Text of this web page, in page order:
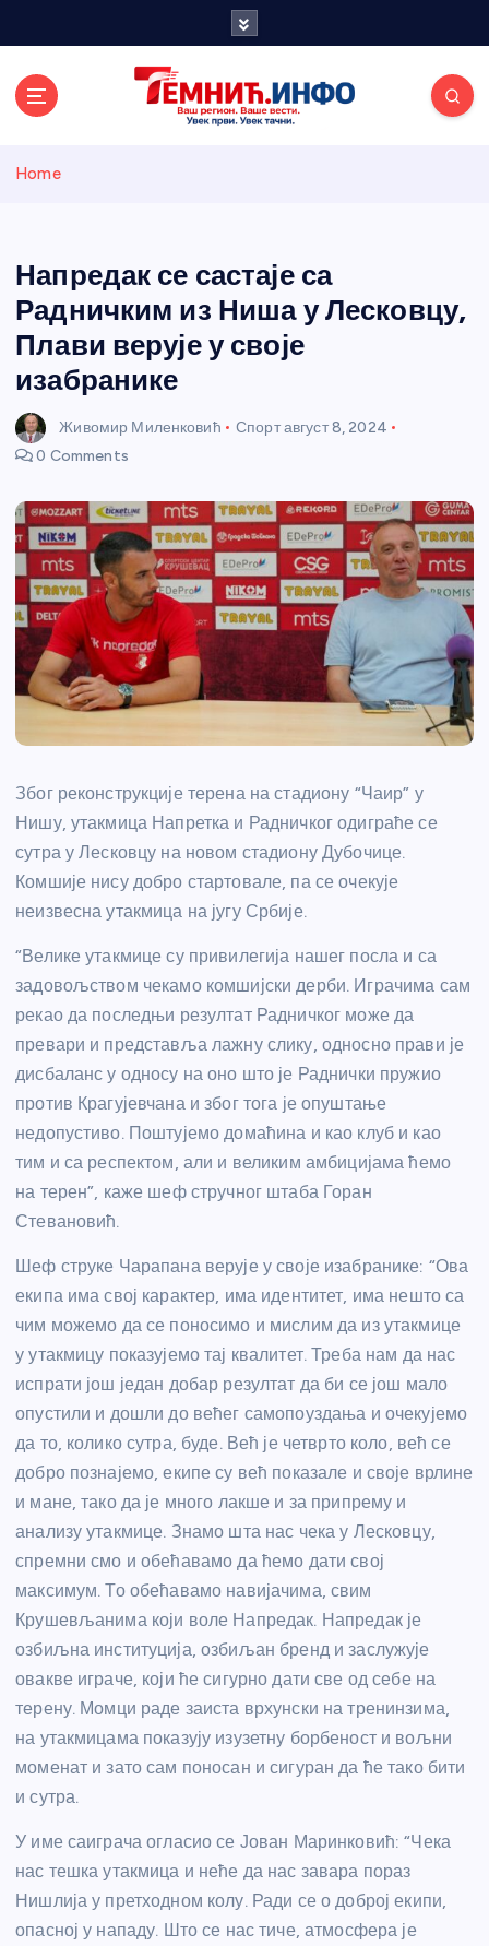
и портал
Home
Напредак се састаје са
Радничким из Ниша у Лесковцу,
Плави верује у своје
изабранике
Живомир Миленковић Спортавгуст 8, 2024
0 Comments
Због реконструкције терена на стадиону “Чаир” у
Нишу, утакмица Напретка и Радничког одиграће се
сутра у Лесковцу на новом стадиону Дубочице.
Комшије нису добро стартовале, па се очекује
неизвесна утакмица на југу Србије.
“Велике утакмице су привилегија нашег посла и са
задовољством чекамо комшијски дерби. Играчима сам
рекао да последњи резултат Радничког може да
превари и представља лажну слику, односно прави је
дисбаланс у односу на оно што је Раднички пружио
против Крагујевчана и због тога је опуштање
недопустиво. Поштујемо домаћина и као клуб и као
тим и са респектом, али и великим амбицијама ћемо
на терен”, каже шеф стручног штаба Горан
Стевановић.
Шеф струке Чарапана верује у своје изабранике: “Ова
екипа има свој карактер, има идентитет, има нешто са
чим можемо да се поносимо и мислим да из утакмице
у утакмицу показујемо тај квалитет. Треба нам да нас
испрати још један добар резултат да би се још мало
опустили и дошли до већег самопоуздања и очекујемо
да то, колико сутра, буде. Већ је четврто коло, већ се
добро познајемо, екипе су већ показале и своје врлине
и мане, тако да је много лакше и за припрему и
анализу утакмице. Знамо шта нас чека у Лесковцу,
спремни смо и обећавамо да ћемо дати свој
максимум. То обећавамо навијачима, свим
Крушевљанима који воле Напредак. Напредак је
озбиљна институција, озбиљан бренд и заслужује
овакве играче, који ће сигурно дати све од себе на
терену. Момци раде заиста врхунски на тренинзима,
на утакмицама показују изузетну борбеност и вољни
моменат и зато сам поносан и сигуран да ће тако бити
и сутра.
У име саиграча огласио се Јован Маринковић: “Чека
нас тешка утакмица и неће да нас завара пораз
Нишлија у претходном колу. Ради се о доброј екипи,
опасној у нападу. Што се нас тиче, атмосфера је